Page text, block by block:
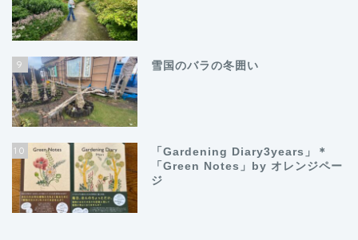
9 雪国のバラの冬囲い
10
「Gardening Diary3years」＊
「Green Notes」by オレンジペー
ジ